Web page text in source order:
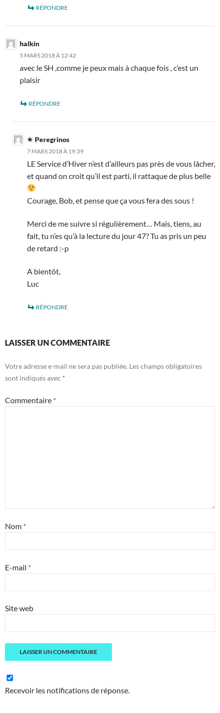
RÉPONDRE
halkin
5 MARS 2018 À 12:42
avec le SH ,comme je peux mais à chaque fois , c’est un
plaisir
RÉPONDRE
Peregrinos
7 MARS 2018 À 19:39
LE Service d’Hiver n’est d’ailleurs pas près de vous lâcher,
et quand on croit qu’il est parti, il rattaque de plus belle
Courage, Bob, et pense que ça vous fera des sous !
Merci de me suivre si régulièrement… Mais, tiens, au
fait, tu n’es qu’à la lecture du jour 47? Tu as pris un peu
de retard :-p
A bientôt,
Luc
RÉPONDRE
LAISSER UN COMMENTAIRE
Votre adresse e-mail ne sera pas publiée. Les champs obligatoires
sont indiqués avec *
Commentaire *
Nom *
E-mail *
Site web
Recevoir les notifications de réponse.